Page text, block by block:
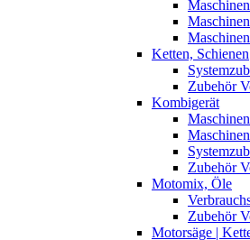
Ketten, Schienen
Zubehör
Kombigerät
Zubehör
Motomix, Öle
Zubehör
Motorsäge |